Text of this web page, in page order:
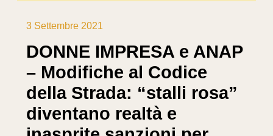
3 Settembre 2021
DONNE IMPRESA e ANAP
– Modifiche al Codice
della Strada: “stalli rosa”
diventano realtà e